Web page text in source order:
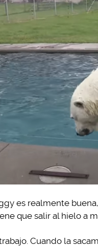
es realmente
que salir al hielo a
Cuando la